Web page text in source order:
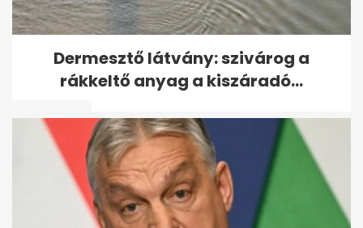
Zivatarriasztás mellett jön a
meleg: vasárnaptól újra
emelkedik...
Dermesztő látvány: szivárog a
rákkeltő anyag a kiszáradó...